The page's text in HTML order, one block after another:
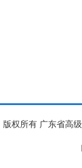
版权所有 广东省高